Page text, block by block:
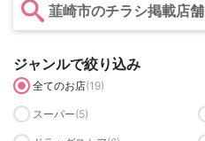
韮崎市のチラシ掲載店舗
ジャンルで絞り込み
全てのお店(19)
スーパー(5)